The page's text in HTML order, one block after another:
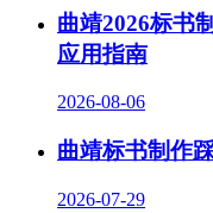
曲靖2026标书
应用指南
2026-08-06
曲靖标书制作
2026-07-29